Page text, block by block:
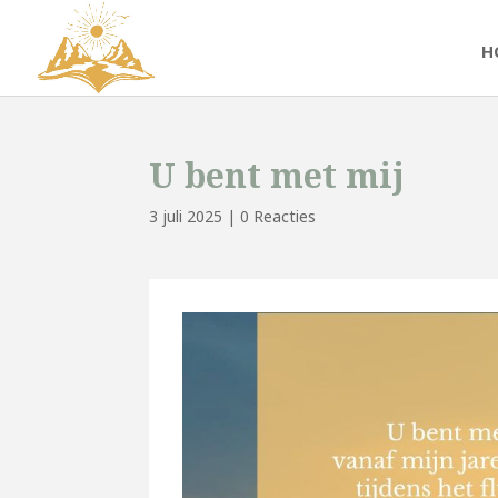
U bent met mij
3 juli 2025 |0 Reacties